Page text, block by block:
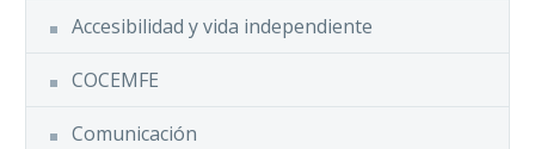
Accesibilidad y vida independiente
COCEMFE
Comunicación